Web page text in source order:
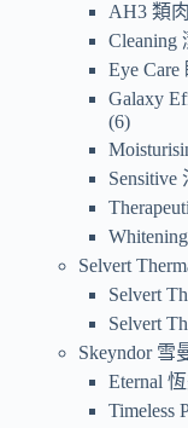
AH3 類
Cleaning
Eye Care
Galaxy
6
Sensitive
Selvert
Selvert
Selvert
Skeyndor 雪
Eternal
Timeless